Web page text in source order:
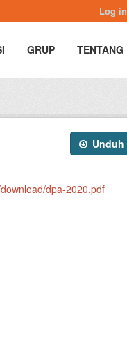
Log in
GRUP TENTANG
Unduh
dpa-2020.pdf